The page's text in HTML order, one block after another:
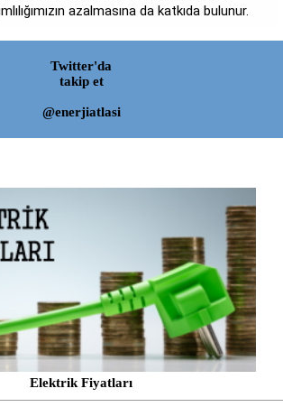
azalmasına da katkıda bulunur.
Twitter'da
takip et
@enerjiatlasi
Elektrik Fiyatları